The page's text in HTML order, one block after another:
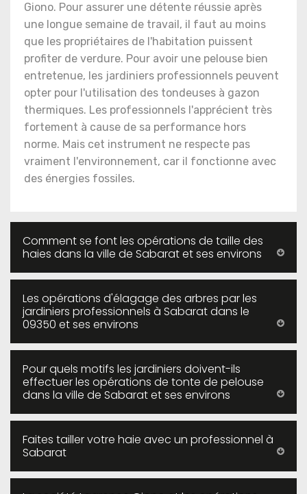
Giono. Pour assurer une détente réussie après
une longue semaine de travail, il faut au moins
que les propriétaires de l'habitation puissent
profiter de verdure. Pour avoir une pelouse bien
entretenue, les jardiniers professionnels peuvent
opter pour l'utilisation des tondeuses à gazon
thermiques. Les professionnels l'apprécient très
fortement à cause de sa performance hors
norme. Mais cet instrument ne respecte pas
vraiment l'environnement, car il fonctionne avec
des énergies fossiles.
Comment se font les opérations de taille des
haies dans la ville de Sabarat et ses environs
Les opérations d'élagage des arbres par les
jardiniers professionnels à Sabarat dans le
09350 et ses environs
Pour quels motifs les jardiniers doivent-ils
effectuer les opérations de tonte de pelouse
dans la ville de Sabarat et ses environs
Faites tailler votre haie avec un professionnel à
Sabarat